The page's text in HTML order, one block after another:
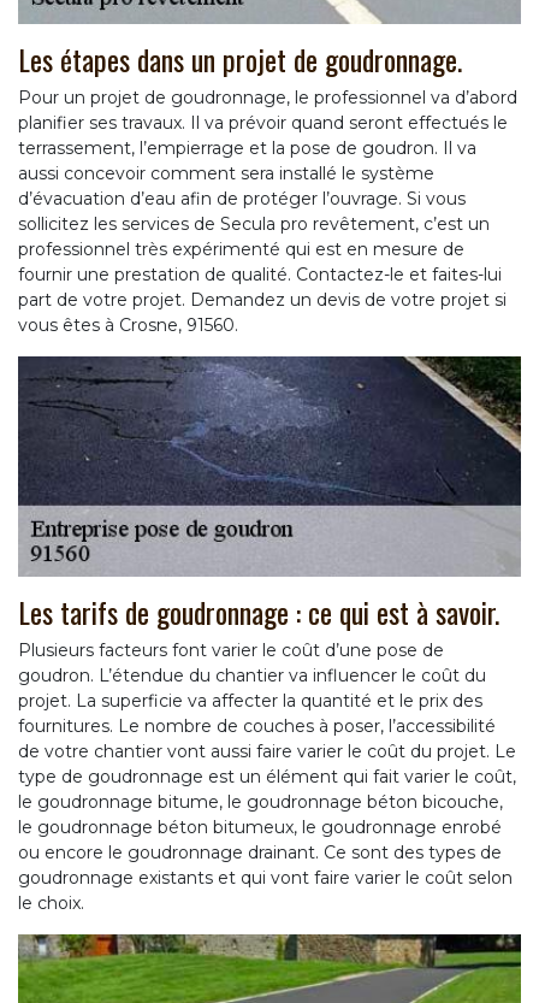
Les étapes dans un projet de goudronnage.
Pour un projet de goudronnage, le professionnel va d’abord
planifier ses travaux. Il va prévoir quand seront effectués le
terrassement, l’empierrage et la pose de goudron. Il va
aussi concevoir comment sera installé le système
d’évacuation d’eau afin de protéger l’ouvrage. Si vous
sollicitez les services de Secula pro revêtement, c’est un
professionnel très expérimenté qui est en mesure de
fournir une prestation de qualité. Contactez-le et faites-lui
part de votre projet. Demandez un devis de votre projet si
vous êtes à Crosne, 91560.
Les tarifs de goudronnage : ce qui est à savoir.
Plusieurs facteurs font varier le coût d’une pose de
goudron. L’étendue du chantier va influencer le coût du
projet. La superficie va affecter la quantité et le prix des
fournitures. Le nombre de couches à poser, l’accessibilité
de votre chantier vont aussi faire varier le coût du projet. Le
type de goudronnage est un élément qui fait varier le coût,
le goudronnage bitume, le goudronnage béton bicouche,
le goudronnage béton bitumeux, le goudronnage enrobé
ou encore le goudronnage drainant. Ce sont des types de
goudronnage existants et qui vont faire varier le coût selon
le choix.